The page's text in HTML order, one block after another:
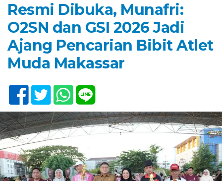
Resmi Dibuka, Munafri:
O2SN dan GSI 2026 Jadi
Ajang Pencarian Bibit Atlet
Muda Makassar